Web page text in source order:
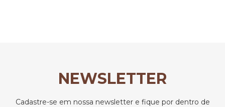
NEWSLETTER
Cadastre-se em nossa newsletter e fique por dentro de